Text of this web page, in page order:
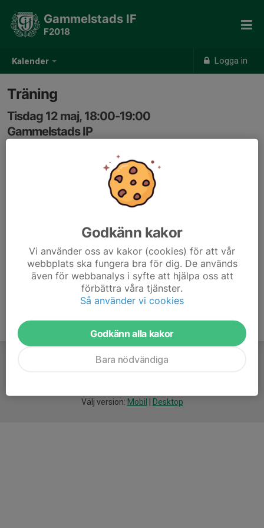
Kalender Logga in
Gammelstads IF
F2018
Träning
Tisdag 12 maj, 18:00-19:00
Gammelstads IP
Samling: 18:00, Gammelstads IP/Konstgräs
Välj version: Mobil Desktop
Godkänn kakor
Vi använder oss av kakor (cookies) för att vår
webbplats ska fungera bra för dig. De används
även för webbanalys i syfte att hjälpa oss att
förbättra våra tjänster.
Så använder vi cookies
Godkänn alla kakor
Bara nödvändiga